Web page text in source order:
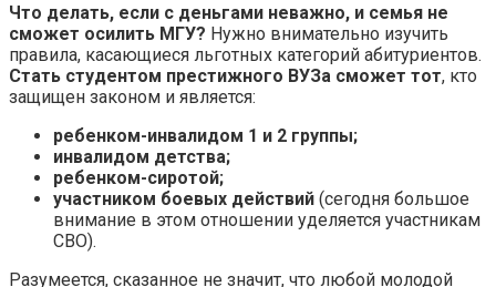
Что делать, если с деньгами неважно, и семья не
сможет осилить МГУ? Нужно внимательно изучить
правила, касающиеся льготных категорий абитуриентов.
Стать студентом престижного ВУЗа сможет тот, кто
защищен законом и является:
ребенком-инвалидом 1 и 2 группы;
инвалидом детства;
ребенком-сиротой;
участником боевых действий (сегодня большое
внимание в этом отношении уделяется участникам
СВО).
Разумеется, сказанное не значит, что любой молодой